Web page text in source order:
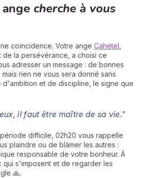
cherche à vous
coïncidence. Votre ange Cahetel,
la persévérance, a choisi ce
adresser un message : de bonnes
rien ne vous sera donné sans
et de discipline, le signe que
il faut être maître de sa vie."
difficile, 02h20 vous rappelle
plaindre ou de blâmer les autres :
responsable de votre bonheur. À
qui s'imposent et de regarder les
🙏.